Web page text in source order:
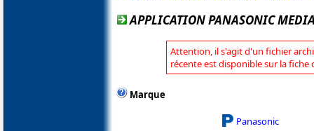
APPLICATION PANASONIC
Attention, il s'agit d'un fichier
récente est disponible sur la fiche
Marque
Panasonic